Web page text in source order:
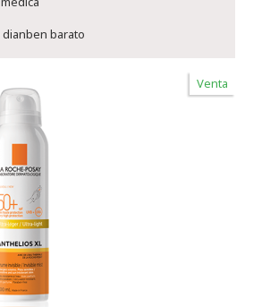
dianben barato
Venta